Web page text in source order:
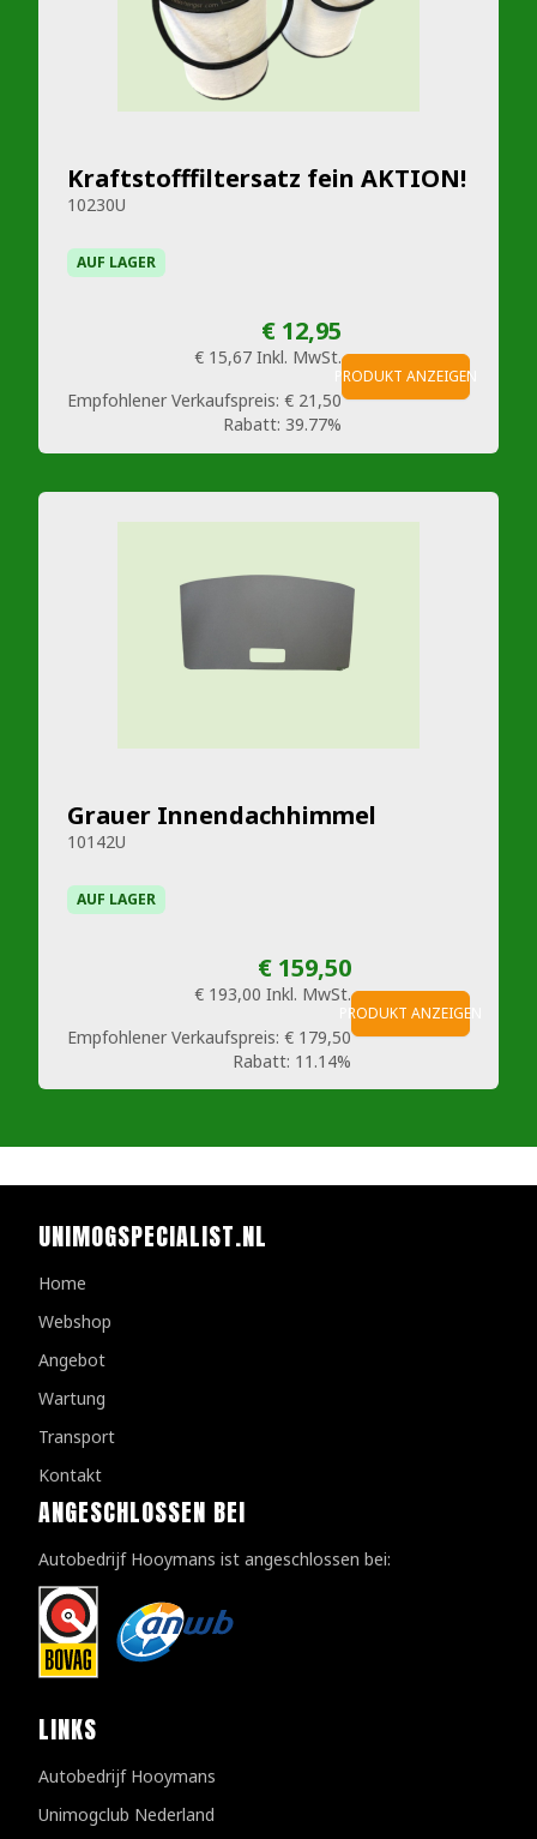
Kraftstofffiltersatz fein AKTION!
10230U
AUF LAGER
€ 12,95
€ 15,67 Inkl. MwSt.
Empfohlener Verkaufspreis: € 21,50
Rabatt: 39.77%
PRODUKT ANZEIGEN
Grauer Innendachhimmel
10142U
AUF LAGER
€ 159,50
€ 193,00 Inkl. MwSt.
Empfohlener Verkaufspreis: € 179,50
Rabatt: 11.14%
PRODUKT ANZEIGEN
UNIMOGSPECIALIST.NL
Home
Webshop
Angebot
Wartung
Transport
Kontakt
ANGESCHLOSSEN BEI
Autobedrijf Hooymans ist angeschlossen bei:
LINKS
Autobedrijf Hooymans
Unimogclub Nederland